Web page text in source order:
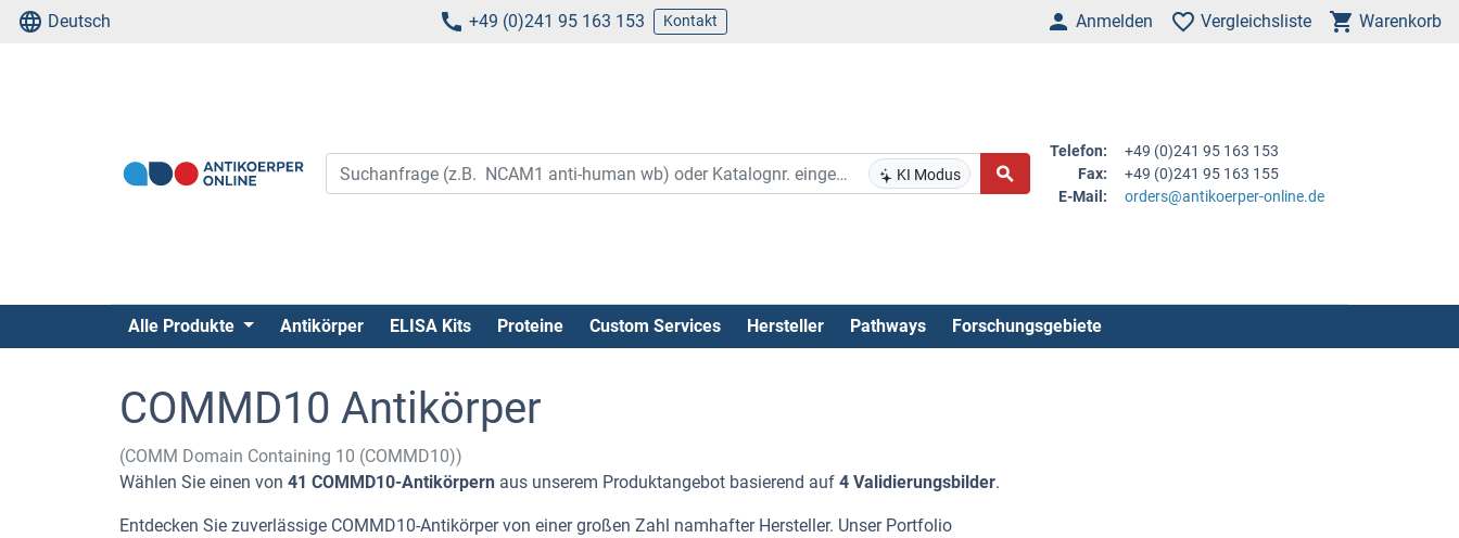
Deutsch +49 (0)241 95 163 153 Kontakt Anmelden Vergleichsliste Warenkorb
KI Modus
Telefon:
+49 (0)241 95 163 153
Fax:
+49 (0)241 95 163 155
E-Mail:
orders@antikoerper-online.de
Alle Produkte Antikörper ELISA Kits Proteine Custom Services Hersteller Pathways Forschungsgebiete
COMMD10 Antikörper
(COMM Domain Containing 10 (COMMD10))
Wählen Sie einen von 41 COMMD10-Antikörpern aus unserem Produktangebot basierend auf 4 Validierungsbilder.
Entdecken Sie zuverlässige COMMD10-Antikörper von einer großen Zahl namhafter Hersteller. Unser Portfolio